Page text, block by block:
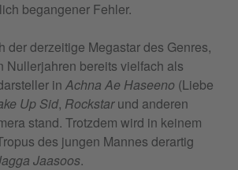
begangener Fehler.
der derzeitige Megastar des Genres,
Nullerjahren bereits vielfach als
in Achna Ae Haseeno (Liebe
Up Sid, Rockstarund anderen
stand. Trotzdem wird in keinem
des jungen Mannes derartig
Jaasoos.